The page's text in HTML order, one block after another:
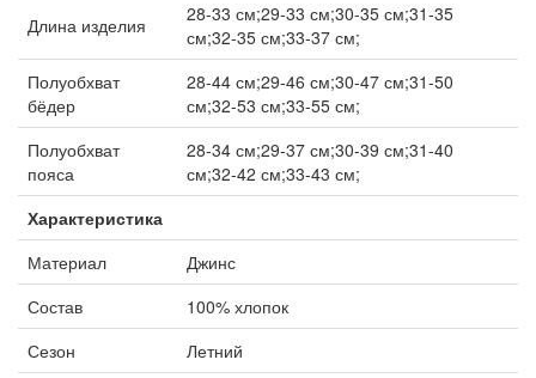
Длина изделия
28-33 см;29-33 см;30-35 см;31-35
см;32-35 см;33-37 см;
Полуобхват
бёдер
28-44 см;29-46 см;30-47 см;31-50
см;32-53 см;33-55 см;
Полуобхват
пояса
28-34 см;29-37 см;30-39 см;31-40
см;32-42 см;33-43 см;
Характеристика
Материал
Джинс
Состав
100% хлопок
Сезон
Летний